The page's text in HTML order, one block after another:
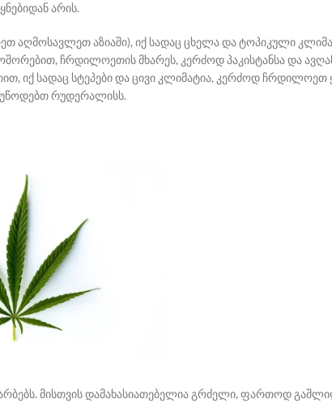
არის.
აღმოსავლეთ აზიაში), იქ სადაც ცხელა და ტოპიკული
ჩრდილოეთის მხარეს, კერძოდ პაკისტანსა და
იქ სადაც სტეპები და ცივი კლიმატია, კერძოდ ჩრდილოეთ
რუდერალისს.
მისთვის დამახასიათებელია გრძელი, ფართოდ